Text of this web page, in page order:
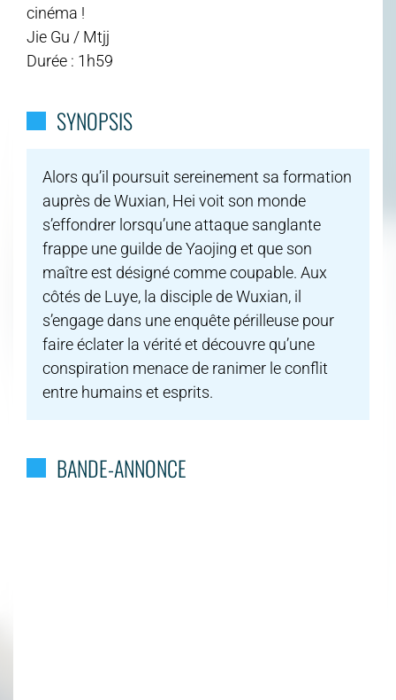
cinéma !
Jie Gu / Mtjj
Durée : 1h59
SYNOPSIS
Alors qu’il poursuit sereinement sa formation
auprès de Wuxian, Hei voit son monde
s’effondrer lorsqu’une attaque sanglante
frappe une guilde de Yaojing et que son
maître est désigné comme coupable. Aux
côtés de Luye, la disciple de Wuxian, il
s’engage dans une enquête périlleuse pour
faire éclater la vérité et découvre qu’une
conspiration menace de ranimer le conflit
entre humains et esprits.
BANDE-ANNONCE